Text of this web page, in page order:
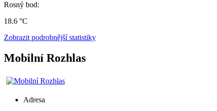
Rosný bod:
18.6 °C
Zobrazit podrobnější statistiky
Mobilní Rozhlas
Adresa